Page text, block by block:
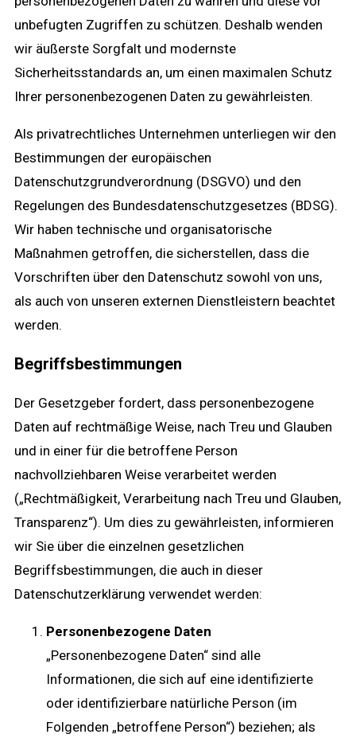
unbefugten Zugriffen zu schützen. Deshalb wenden
wir äußerste Sorgfalt und modernste
Sicherheitsstandards an, um einen maximalen Schutz
Ihrer personenbezogenen Daten zu gewährleisten.
Als privatrechtliches Unternehmen unterliegen wir den
Bestimmungen der europäischen
Datenschutzgrundverordnung (DSGVO) und den
Regelungen des Bundesdatenschutzgesetzes (BDSG).
Wir haben technische und organisatorische
Maßnahmen getroffen, die sicherstellen, dass die
Vorschriften über den Datenschutz sowohl von uns,
als auch von unseren externen Dienstleistern beachtet
werden.
Begriffsbestimmungen
Der Gesetzgeber fordert, dass personenbezogene
Daten auf rechtmäßige Weise, nach Treu und Glauben
und in einer für die betroffene Person
nachvollziehbaren Weise verarbeitet werden
(„Rechtmäßigkeit, Verarbeitung nach Treu und Glauben,
Transparenz“). Um dies zu gewährleisten, informieren
wir Sie über die einzelnen gesetzlichen
Begriffsbestimmungen, die auch in dieser
Datenschutzerklärung verwendet werden:
Personenbezogene Daten
„Personenbezogene Daten“ sind alle
Informationen, die sich auf eine identifizierte
oder identifizierbare natürliche Person (im
Folgenden „betroffene Person“) beziehen; als